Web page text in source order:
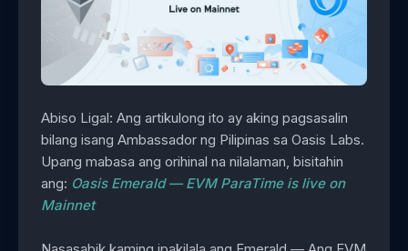
Abiso Ligal: Ang artikulong ito ay aking pagsasalin
bilang isang Ambassador ng Pilipinas sa Oasis Labs.
Upang mabasa ang orihinal na nilalaman, bisitahin
ang: Oasis Emerald — EVM ParaTime is live on
Mainnet